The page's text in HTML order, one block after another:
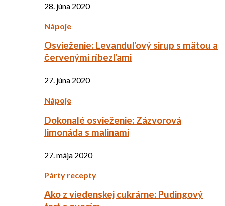
28. júna 2020
Nápoje
Osvieženie: Levanduľový sirup s mätou a
červenými ríbezľami
27. júna 2020
Nápoje
Dokonalé osvieženie: Zázvorová
limonáda s malinami
27. mája 2020
Párty recepty
Ako z viedenskej cukrárne: Pudingový